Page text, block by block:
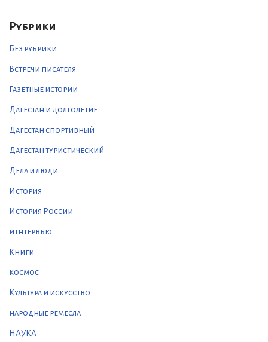
Рубрики
Без рубрики
Встречи писателя
Газетные истории
Дагестан и долголетие
Дагестан спортивный
Дагестан туристический
Дела и люди
История
История России
итнтервью
Книги
космос
Культура и искусство
народные ремесла
НАУКА